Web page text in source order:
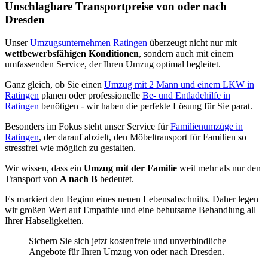
Unschlagbare Transportpreise von oder nach
Dresden
UnserUmzugsunternehmen Ratingen überzeugt nicht nur mit
wettbewerbsfähigen Konditionen, sondern auch mit einem
umfassenden Service, der Ihren Umzug optimal begleitet.
Ganz gleich, ob Sie einen Umzug mit 2 Mann und einem LKW in
Ratingen planen oder professionelle Be- und Entladehilfe in
Ratingen benötigen - wir haben die perfekte Lösung für Sie parat.
Besonders im Fokus steht unser Service fürFamilienumzüge in
Ratingen, der darauf abzielt, den Möbeltransport für Familien so
stressfrei wie möglich zu gestalten.
Wir wissen, dass ein Umzug mit der Familie weit mehr als nur den
Transport von A nach B bedeutet.
Es markiert den Beginn eines neuen Lebensabschnitts. Daher legen
wir großen Wert auf Empathie und eine behutsame Behandlung all
Ihrer Habseligkeiten.
Sichern Sie sich jetzt kostenfreie und unverbindliche
Angebote für Ihren Umzug von oder nach Dresden.